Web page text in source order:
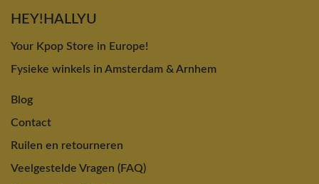
HEY!HALLYU
Your Kpop Store in Europe!
Fysieke winkels in Amsterdam & Arnhem
Blog
Contact
Ruilen en retourneren
Veelgestelde Vragen (FAQ)